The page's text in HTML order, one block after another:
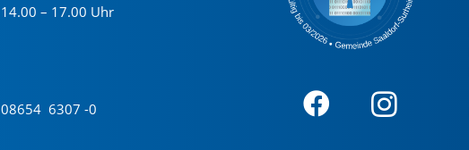
14.00 – 17.00 Uhr
08654 6307 -0